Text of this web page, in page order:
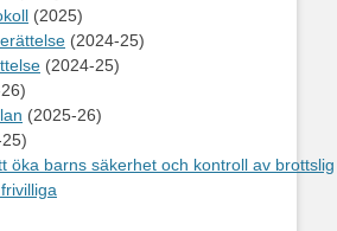
(2025)
(2024-25)
(2024-25)
(2025-26)
öka barns säkerhet och kontroll av brottslig